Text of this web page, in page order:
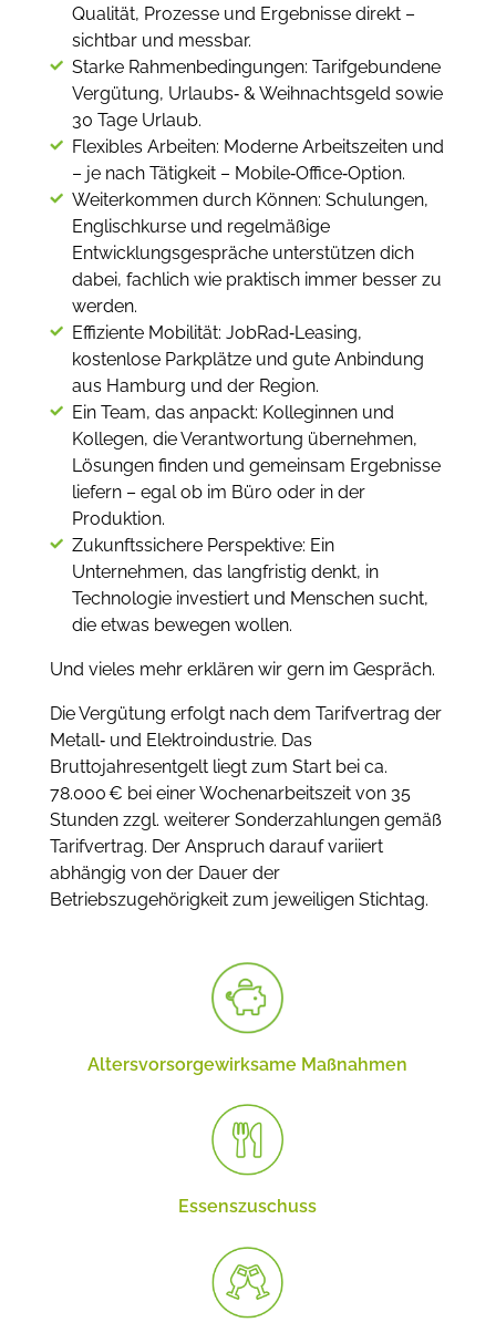
Qualität, Prozesse und Ergebnisse direkt –
sichtbar und messbar.
Starke Rahmenbedingungen: Tarifgebundene
Vergütung, Urlaubs‑ & Weihnachtsgeld sowie
30 Tage Urlaub.
Flexibles Arbeiten: Moderne Arbeitszeiten und
– je nach Tätigkeit – Mobile‑Office‑Option.
Weiterkommen durch Können: Schulungen,
Englischkurse und regelmäßige
Entwicklungsgespräche unterstützen dich
dabei, fachlich wie praktisch immer besser zu
werden.
Effiziente Mobilität: JobRad‑Leasing,
kostenlose Parkplätze und gute Anbindung
aus Hamburg und der Region.
Ein Team, das anpackt: Kolleginnen und
Kollegen, die Verantwortung übernehmen,
Lösungen finden und gemeinsam Ergebnisse
liefern – egal ob im Büro oder in der
Produktion.
Zukunftssichere Perspektive: Ein
Unternehmen, das langfristig denkt, in
Technologie investiert und Menschen sucht,
die etwas bewegen wollen.
Und vieles mehr erklären wir gern im Gespräch.
Die Vergütung erfolgt nach dem Tarifvertrag der
Metall‑ und Elektroindustrie. Das
Bruttojahresentgelt liegt zum Start bei ca.
78.000 € bei einer Wochenarbeitszeit von 35
Stunden zzgl. weiterer Sonderzahlungen gemäß
Tarifvertrag. Der Anspruch darauf variiert
abhängig von der Dauer der
Betriebszugehörigkeit zum jeweiligen Stichtag.
Altersvor­sorge­wirksame Maßnahmen
Essens­zuschuss